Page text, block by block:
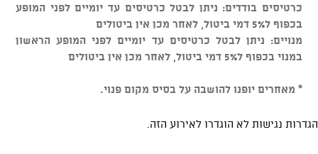
כרטיסים בודדים: ניתן לבטל כרטיסים עד יומיים לפני המופע
בכפוף ל5% דמי ביטול, לאחר מכן אין ביטולים
מנויים: ניתן לבטל כרטיסים עד יומיים לפני המופע הראשון
במנוי בכפוף ל5% דמי ביטול, לאחר מכן אין ביטולים
* מאחרים יופנו להושבה על בסיס מקום פנוי.
הגדרות נגישות לא הוגדרו לאירוע הזה.